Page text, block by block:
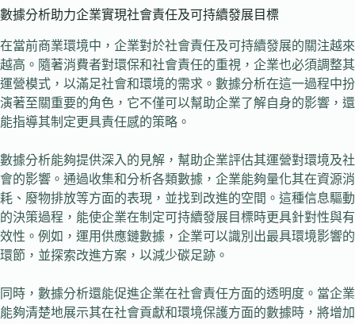
數據分析助力企業實現社會責任及可持續發展目標
在當前商業環境中，企業對於社會責任及可持續發展的關注越來
越高。隨著消費者對環保和社會責任的重視，企業也必須調整其
運營模式，以滿足社會和環境的需求。數據分析在這一過程中扮
演著至關重要的角色，它不僅可以幫助企業了解自身的影響，還
能指導其制定更具責任感的策略。
數據分析能夠提供深入的見解，幫助企業評估其運營對環境及社
會的影響。通過收集和分析各類數據，企業能夠量化其在資源消
耗、廢物排放等方面的表現，並找到改進的空間。這種信息驅動
的決策過程，能使企業在制定可持續發展目標時更具針對性與有
效性。例如，運用供應鏈數據，企業可以識別出最具環境影響的
環節，並探索改進方案，以減少碳足跡。
同時，數據分析還能促進企業在社會責任方面的透明度。當企業
能夠清楚地展示其在社會貢獻和環境保護方面的數據時，將增加